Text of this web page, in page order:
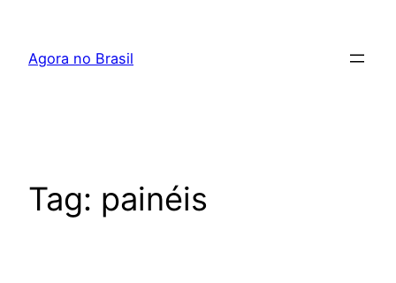
Agora no Brasil
Tag: painéis